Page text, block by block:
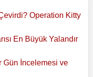
Operation Kitty
En Büyük Yalandır
Gün İncelemesi ve